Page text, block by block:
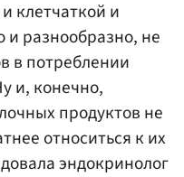
клетчаткой и
и разнообразно, не
в потреблении
и, конечно,
продуктов не
относиться к их
эндокринолог